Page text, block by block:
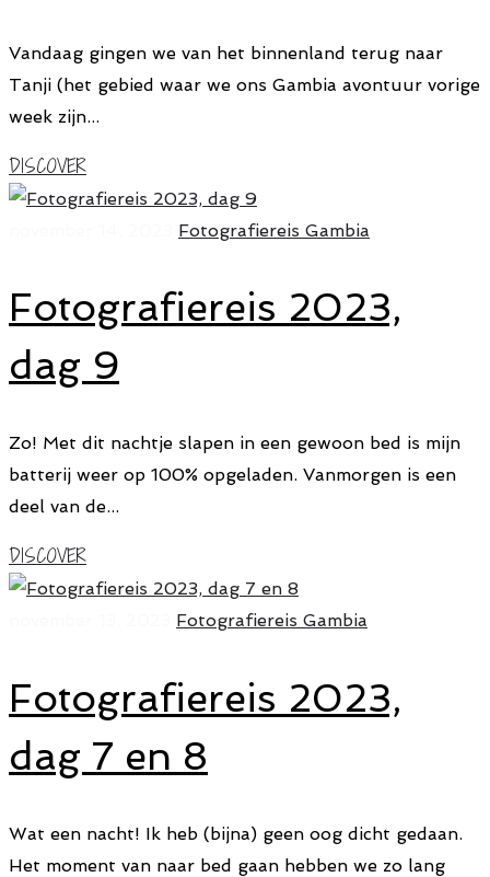
Vandaag gingen we van het binnenland terug naar
Tanji (het gebied waar we ons Gambia avontuur vorige
week zijn...
DISCOVER
Fotografiereis Gambia
Fotografiereis 2023,
dag 9
Zo! Met dit nachtje slapen in een gewoon bed is mijn
batterij weer op 100% opgeladen. Vanmorgen is een
deel van de...
DISCOVER
Fotografiereis Gambia
Fotografiereis 2023,
dag 7 en 8
Wat een nacht! Ik heb (bijna) geen oog dicht gedaan.
Het moment van naar bed gaan hebben we zo lang